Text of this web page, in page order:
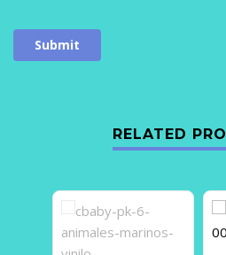
RELATED